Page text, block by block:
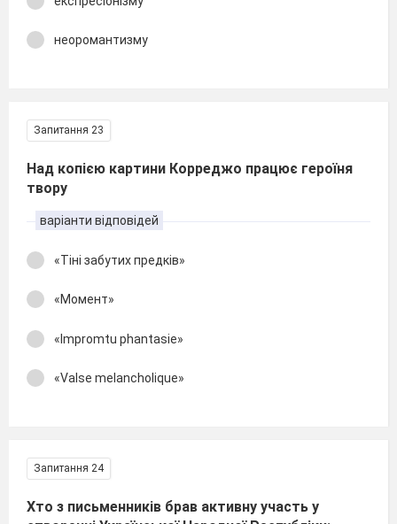
неоромантизму
Запитання 23
Над копією картини Корреджо працює героїня
твору
варіанти відповідей
«Тіні забутих предків»
«Момент»
«Impromtu phantasie»
«Valse melancholique»
Запитання 24
Хто з письменників брав активну участь у